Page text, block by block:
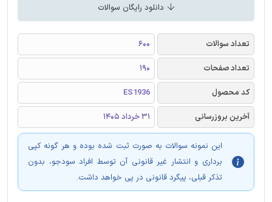
دانلود رایگان سوالات
تعداد سوالات
600
تعداد صفحات
190
کد محصول
ES1936
آخرین بروزرسانی
31 خرداد 1405
این نمونه سوالات به صورت ثبت شده بوده و هر گونه کپی
برداری و انتشار غیر قانونی آن توسط افراد سودجو، بدون
تذکر قبلی، پیگرد قانونی در پی خواهد داشت.